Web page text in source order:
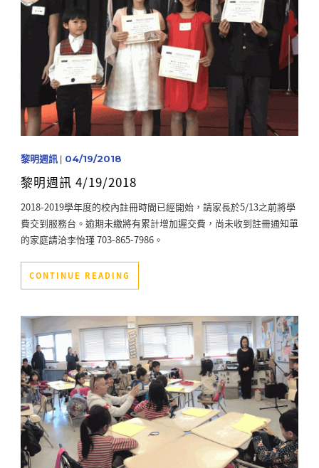
黎明週訊| 04/19/2018
黎明週訊 4/19/2018
2018-2019學年度的校內註冊時間已經開始，請家長於5/13之前將學
費交到服務台。逾期未繳將有累計增加遲交費，尚未收到註冊通知單
的家庭請洽李怡瑾 703-865-7986。
CONTINUE READING